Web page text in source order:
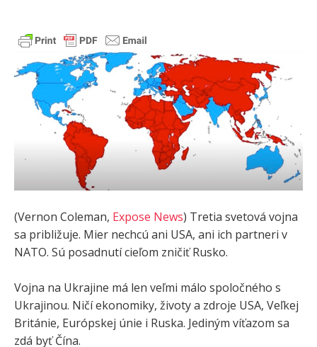
(Vernon Coleman, Expose News) Tretia svetová vojna
sa približuje. Mier nechcú ani USA, ani ich partneri v
NATO. Sú posadnutí cieľom zničiť Rusko.
Vojna na Ukrajine má len veľmi málo spoločného s
Ukrajinou. Ničí ekonomiky, životy a zdroje USA, Veľkej
Británie, Európskej únie i Ruska. Jediným víťazom sa
zdá byť Čína.